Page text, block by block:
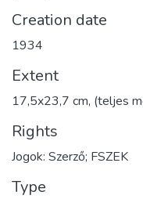
Creation date
1934
Extent
17,5x23,7 cm, (teljes
Rights
Jogok: Szerző; FSZEK
Type